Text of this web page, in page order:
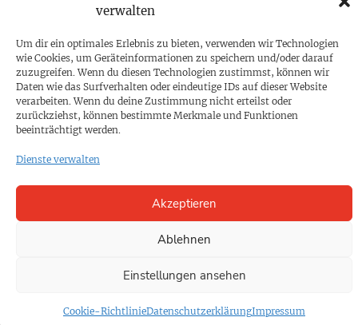
verwalten
Um dir ein optimales Erlebnis zu bieten, verwenden wir Technologien
wie Cookies, um Geräteinformationen zu speichern und/oder darauf
zuzugreifen. Wenn du diesen Technologien zustimmst, können wir
Daten wie das Surfverhalten oder eindeutige IDs auf dieser Website
verarbeiten. Wenn du deine Zustimmung nicht erteilst oder
zurückziehst, können bestimmte Merkmale und Funktionen
beeinträchtigt werden.
Dienste verwalten
Akzeptieren
Ablehnen
Einstellungen ansehen
Cookie-RichtlinieDatenschutzerklärungImpressum
PROKOMPAKT
Impressum
SPENDEN
Datenschutz
KONTAKT
Cookie-Richtlinie